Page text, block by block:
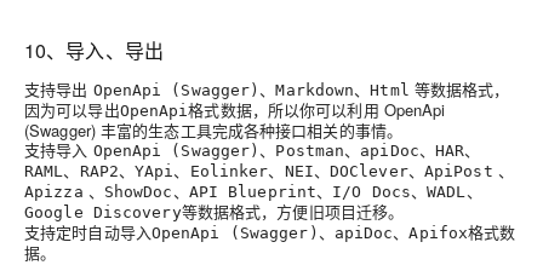
10、导入、导出
支持导出 OpenApi (Swagger) 、Markdown、Html 等数据格式，
因为可以导出OpenApi格式数据，所以你可以利用 OpenApi
(Swagger) 丰富的生态工具完成各种接口相关的事情。
支持导入 OpenApi (Swagger) 、 Postman、 apiDoc、 HAR、
RAML、 RAP2、YApi、 Eolinker、 NEI、 DOClever、 ApiPost 、
Apizza 、 ShowDoc 、 API Blueprint、 I/O Docs、WADL、
Google Discovery等数据格式，方便旧项目迁移。
支持定时自动导入OpenApi (Swagger) 、 apiDoc、Apifox格式数
据。